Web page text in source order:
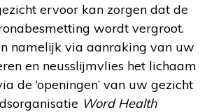
ervoor kan zorgen dat de
wordt vergroot.
namelijk via aanraking van uw
en neusslijmvlies het lichaam
de ‘openingen’ van uw gezicht
Word Health